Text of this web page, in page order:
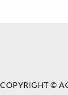
COPYRIGHT ©